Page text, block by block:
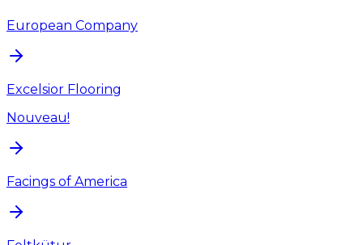
European Company
Excelsior Flooring
Nouveau!
Facings of America